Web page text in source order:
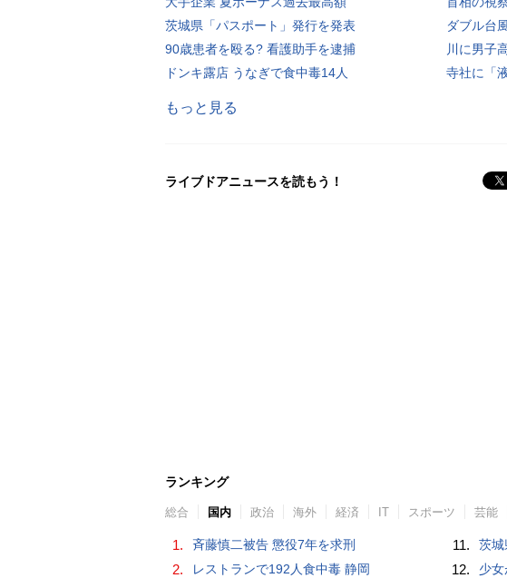
茨城県「パスポート」発行を発表
90歳患者を殴る? 看護助手を逮捕
ドンキ露店 うなぎで食中毒14人
ダブル台
川に男子
寺社に「
もっと見る
ライブドアニュースを読もう！
ランキング
総合 国内 政治 海外 経済 IT スポーツ 芸能
1. 斉藤慎二被告 懲役7年を求刑
2. レストランで192人食中毒 静岡
11. 茨城
12. 少